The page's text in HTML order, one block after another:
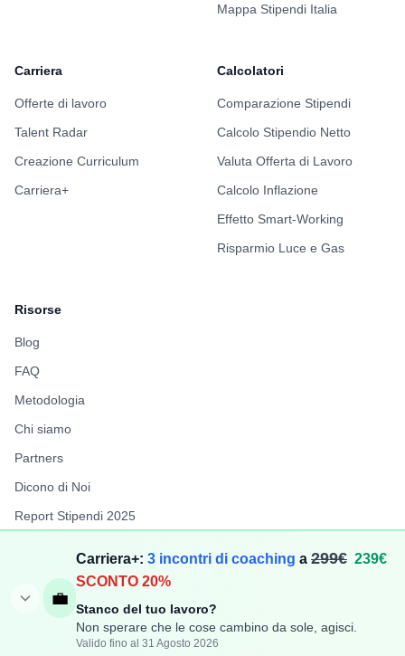
💼
Carriera+: 3 incontri di coaching a 299€ 239€
SCONTO 20%
Stanco del tuo lavoro?
Non sperare che le cose cambino da sole, agisci.
Valido fino al 31 Agosto 2026
Mappa Stipendi Italia
Carriera
Offerte di lavoro
Talent Radar
Creazione Curriculum
Carriera+
Calcolatori
Comparazione Stipendi
Calcolo Stipendio Netto
Valuta Offerta di Lavoro
Calcolo Inflazione
Effetto Smart-Working
Risparmio Luce e Gas
Risorse
Blog
FAQ
Metodologia
Chi siamo
Partners
Dicono di Noi
Report Stipendi 2025